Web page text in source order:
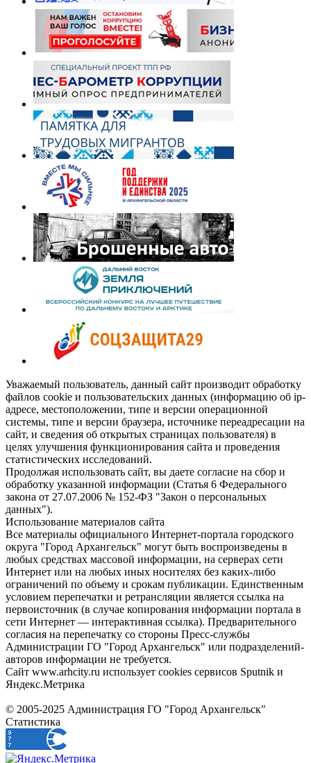
Уважаемый пользователь, данный сайт производит обработку
файлов cookie и пользовательских данных (информацию об ip-
адресе, местоположении, типе и версии операционной
системы, типе и версии браузера, источнике переадресации на
сайт, и сведения об открытых страницах пользователя) в
целях улучшения функционирования сайта и проведения
статистических исследований.
Продолжая использовать сайт, вы даете согласие на сбор и
обработку указанной информации (Статья 6 Федерального
закона от 27.07.2006 № 152-ФЗ "Закон о персональных
данных").
Использование материалов сайта
Все материалы официального Интернет-портала городского
округа "Город Архангельск" могут быть воспроизведены в
любых средствах массовой информации, на серверах сети
Интернет или на любых иных носителях без каких-либо
ограничений по объему и срокам публикации. Единственным
условием перепечатки и ретрансляции является ссылка на
первоисточник (в случае копирования информации портала в
сети Интернет — интерактивная ссылка). Предварительного
согласия на перепечатку со стороны Пресс-службы
Администрации ГО "Город Архангельск" или подразделений-
авторов информации не требуется.
Сайт www.arhcity.ru использует cookies сервисов Sputnik и
Яндекс.Метрика
© 2005-2025 Администрация ГО "Город Архангельск"
Статистика